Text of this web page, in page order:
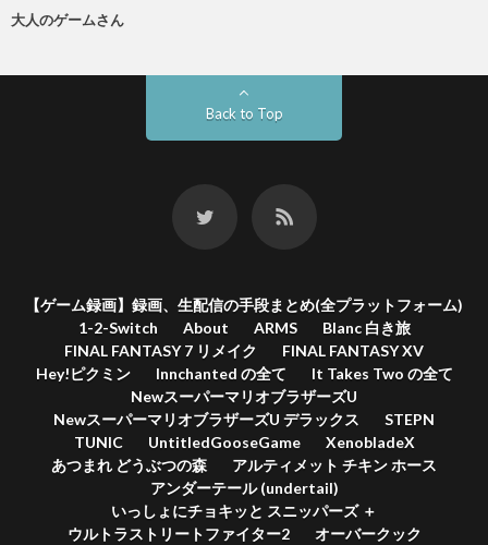
大人のゲームさん
Back to Top
【ゲーム録画】録画、生配信の手段まとめ(全プラットフォーム)
1-2-Switch
About ARMS
Blanc 白き旅
FINAL FANTASY 7 リメイク
FINAL FANTASY XV
Hey!ピクミン
Innchanted の全て
It Takes Two の全て
NewスーパーマリオブラザーズU
NewスーパーマリオブラザーズU デラックス
STEPN
TUNIC
UntitledGooseGame
XenobladeX
あつまれ どうぶつの森
アルティメット チキン ホース
アンダーテール (undertail)
いっしょにチョキッと スニッパーズ ＋
ウルトラストリートファイター2
オーバークック